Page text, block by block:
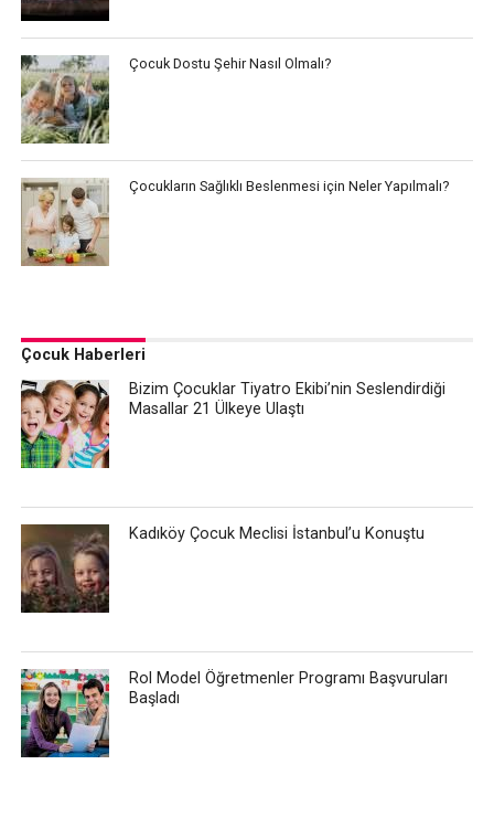
Çocuk Dostu Şehir Nasıl Olmalı?
Çocukların Sağlıklı Beslenmesi için Neler Yapılmalı?
Çocuk Haberleri
Bizim Çocuklar Tiyatro Ekibi’nin Seslendirdiği
Masallar 21 Ülkeye Ulaştı
Kadıköy Çocuk Meclisi İstanbul’u Konuştu
Rol Model Öğretmenler Programı Başvuruları
Başladı